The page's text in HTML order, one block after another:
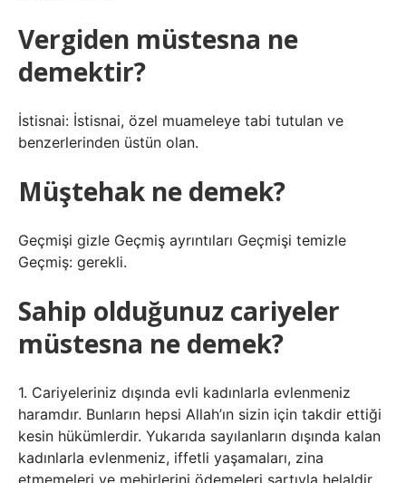
Vergiden müstesna ne
demektir?
İstisnai: İstisnai, özel muameleye tabi tutulan ve
benzerlerinden üstün olan.
Müştehak ne demek?
Geçmişi gizle Geçmiş ayrıntıları Geçmişi temizle
Geçmiş: gerekli.
Sahip olduğunuz cariyeler
müstesna ne demek?
1. Cariyeleriniz dışında evli kadınlarla evlenmeniz
haramdır. Bunların hepsi Allah’ın sizin için takdir ettiği
kesin hükümlerdir. Yukarıda sayılanların dışında kalan
kadınlarla evlenmeniz, iffetli yaşamaları, zina
etmemeleri ve mehirlerini ödemeleri şartıyla helaldir.